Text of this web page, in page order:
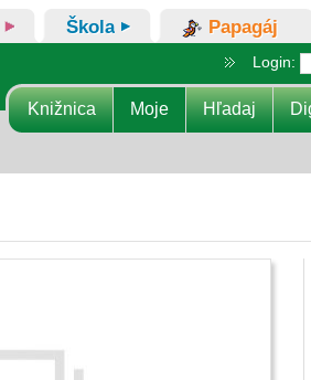
Škola Papagáj
Login:
Knižnica Moje Hľadaj